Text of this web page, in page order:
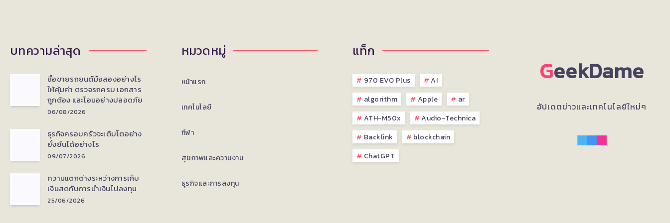
ใน
การ
ลบรอย
สัก
บทความล่าสุด
ซื้อขายรถยนต์มือสองอย่างไร
ให้คุ้มค่า ตรวจรถครบ เอกสาร
ถูกต้อง และโอนอย่างปลอดภัย
06/08/2026
ธุรกิจครอบครัวจะเติบโตอย่าง
ยั่งยืนได้อย่างไร
09/07/2026
ความแตกต่างระหว่างการเก็บ
เงินสดกับการนำเงินไปลงทุน
25/06/2026
หมวดหมู่
หน้าแรก
เทคโนโลยี
กีฬา
สุขภาพและความงาม
ธุรกิจและการลงทุน
แท็ก
970 EVO Plus
AI
algorithm
Apple
ar
ATH-M50x
Audio-Technica
Backlink
blockchain
ChatGPT
GeekDame
อัปเดตข่าวและเทคโนโลยีใหม่ๆ